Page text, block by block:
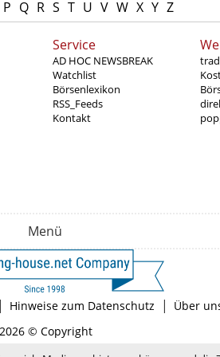
P Q R S T U V W X Y Z
Service
AD HOC NEWSBREAK
Watchlist
Börsenlexikon
RSS_Feeds
Kontakt
Menü
| Hinweise zum Datenschutz | Über
2026 © Copyright